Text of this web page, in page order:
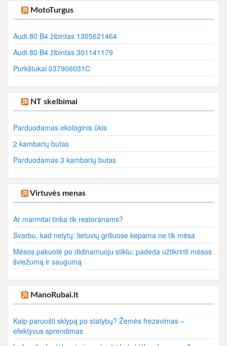
MotoTurgus
Audi 80 B4 žibintas 1305621464
Audi 80 B4 žibintas 301141179
Purkštukai 037906031C
NT skelbimai
Parduodamas ekologinis ūkis
2 kambarių butas
Parduodamas 3 kambarių butas
Virtuvės menas
Ar marmitai tinka tik restoranams?
Svarbu, kad nelytų: lietuvių griliuose kepama ne tik mėsa
Mėsos pakuotė po didinamuoju stiklu: padeda užtikrinti mėsos
šviežumą ir saugumą
ManoRubai.lt
Kaip paruošti sklypą po statybų? Žemės frezavimas –
efektyvus sprendimas